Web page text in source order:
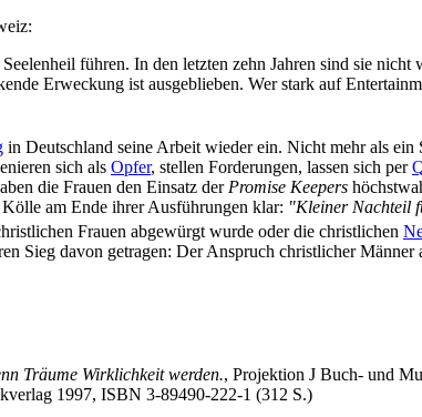
führen. In den letzten zehn Jahren sind sie
Erweckung ist ausgeblieben. Wer stark auf
in Deutschland seine Arbeit wieder ein. Nicht mehr als
sich als Opfer, stellen Forderungen, lassen sich per
die Frauen den Einsatz der Promise Keepers
am Ende ihrer Ausführungen klar: "Kleiner Nachteil
Frauen abgewürgt wurde oder die christlichen
Sieg davon getragen: Der Anspruch christlicher
Träume Wirklichkeit werden., Projektion J Buch- und
1997, ISBN 3-89490-222-1 (312 S.)